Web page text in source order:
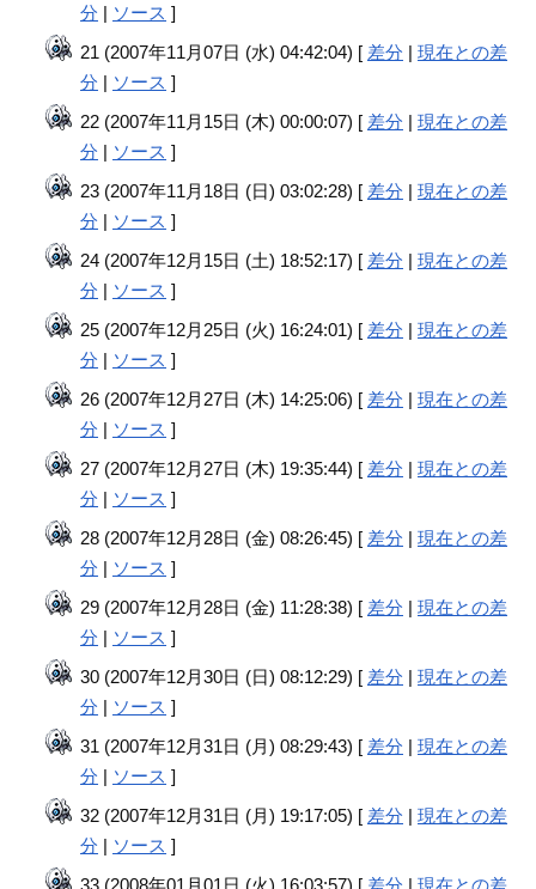
分 | ソース ]
21 (2007年11月07日 (水) 04:42:04) [ 差分 |現在との差
分 | ソース ]
22 (2007年11月15日 (木) 00:00:07) [ 差分 |現在との差
分 | ソース ]
23 (2007年11月18日 (日) 03:02:28) [ 差分 |現在との差
分 | ソース ]
24 (2007年12月15日 (土) 18:52:17) [ 差分 |現在との差
分 | ソース ]
25 (2007年12月25日 (火) 16:24:01) [ 差分 |現在との差
分 | ソース ]
26 (2007年12月27日 (木) 14:25:06) [ 差分 |現在との差
分 | ソース ]
27 (2007年12月27日 (木) 19:35:44) [ 差分 |現在との差
分 | ソース ]
28 (2007年12月28日 (金) 08:26:45) [ 差分 |現在との差
分 | ソース ]
29 (2007年12月28日 (金) 11:28:38) [ 差分 |現在との差
分 | ソース ]
30 (2007年12月30日 (日) 08:12:29) [ 差分 |現在との差
分 | ソース ]
31 (2007年12月31日 (月) 08:29:43) [ 差分 |現在との差
分 | ソース ]
32 (2007年12月31日 (月) 19:17:05) [ 差分 |現在との差
分 | ソース ]
33 (2008年01月01日 (火) 16:03:57) [ 差分 |現在との差